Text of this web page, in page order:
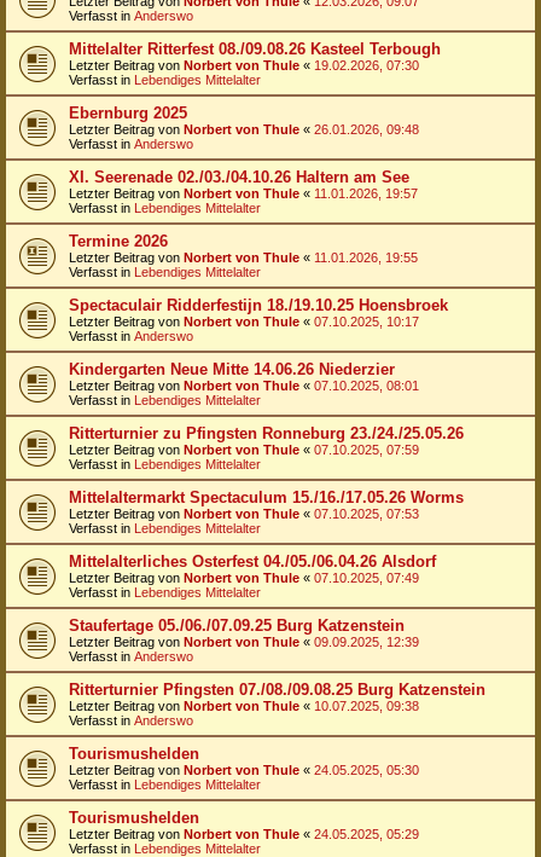
Verfasst in Anderswo
Mittelalter Ritterfest 08./09.08.26 Kasteel Terbough
Letzter Beitrag von Norbert von Thule « 19.02.2026, 07:30
Verfasst in Lebendiges Mittelalter
Ebernburg 2025
Letzter Beitrag von Norbert von Thule « 26.01.2026, 09:48
Verfasst in Anderswo
XI. Seerenade 02./03./04.10.26 Haltern am See
Letzter Beitrag von Norbert von Thule « 11.01.2026, 19:57
Verfasst in Lebendiges Mittelalter
Termine 2026
Letzter Beitrag von Norbert von Thule « 11.01.2026, 19:55
Verfasst in Lebendiges Mittelalter
Spectaculair Ridderfestijn 18./19.10.25 Hoensbroek
Letzter Beitrag von Norbert von Thule « 07.10.2025, 10:17
Verfasst in Anderswo
Kindergarten Neue Mitte 14.06.26 Niederzier
Letzter Beitrag von Norbert von Thule « 07.10.2025, 08:01
Verfasst in Lebendiges Mittelalter
Ritterturnier zu Pfingsten Ronneburg 23./24./25.05.26
Letzter Beitrag von Norbert von Thule « 07.10.2025, 07:59
Verfasst in Lebendiges Mittelalter
Mittelaltermarkt Spectaculum 15./16./17.05.26 Worms
Letzter Beitrag von Norbert von Thule « 07.10.2025, 07:53
Verfasst in Lebendiges Mittelalter
Mittelalterliches Osterfest 04./05./06.04.26 Alsdorf
Letzter Beitrag von Norbert von Thule « 07.10.2025, 07:49
Verfasst in Lebendiges Mittelalter
Staufertage 05./06./07.09.25 Burg Katzenstein
Letzter Beitrag von Norbert von Thule « 09.09.2025, 12:39
Verfasst in Anderswo
Ritterturnier Pfingsten 07./08./09.08.25 Burg Katzenstein
Letzter Beitrag von Norbert von Thule « 10.07.2025, 09:38
Verfasst in Anderswo
Tourismushelden
Letzter Beitrag von Norbert von Thule « 24.05.2025, 05:30
Verfasst in Lebendiges Mittelalter
Tourismushelden
Letzter Beitrag von Norbert von Thule « 24.05.2025, 05:29
Verfasst in Lebendiges Mittelalter